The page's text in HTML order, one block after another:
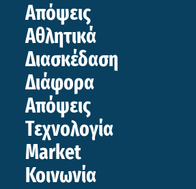
Απόψεις
Αθλητικά
Διασκέδαση
Διάφορα
Απόψεις
Τεχνολογία
Market
Κοινωνία